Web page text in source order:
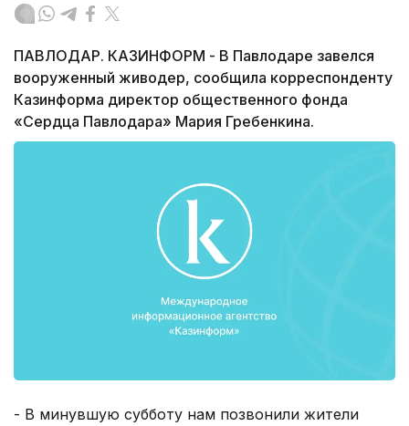
ПАВЛОДАР. КАЗИНФОРМ - В Павлодаре завелся
вооруженный живодер, сообщила корреспонденту
Казинформа директор общественного фонда
«Сердца Павлодара» Мария Гребенкина.
- В минувшую субботу нам позвонили жители